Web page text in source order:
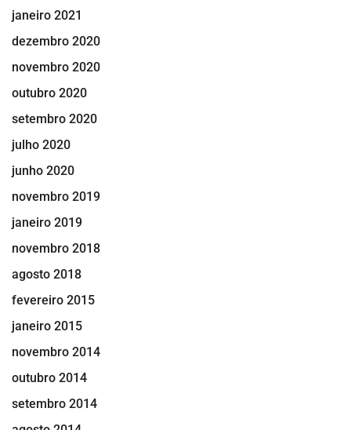
janeiro 2021
dezembro 2020
novembro 2020
outubro 2020
setembro 2020
julho 2020
junho 2020
novembro 2019
janeiro 2019
novembro 2018
agosto 2018
fevereiro 2015
janeiro 2015
novembro 2014
outubro 2014
setembro 2014